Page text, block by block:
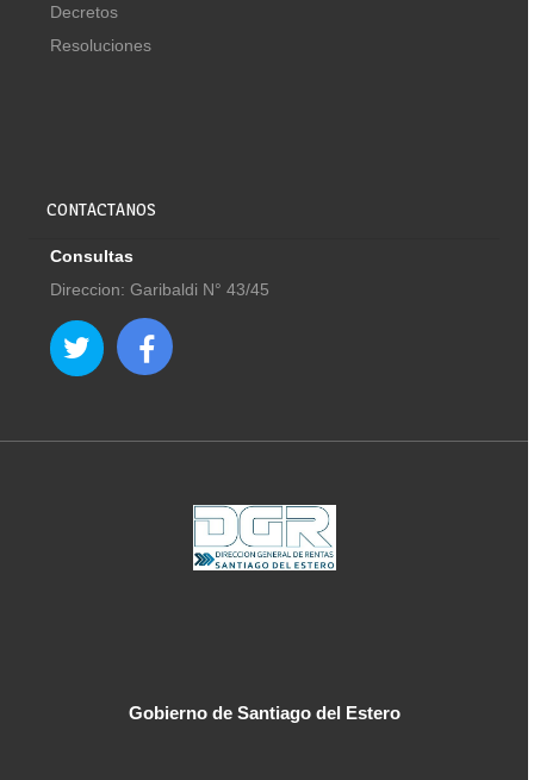
Decretos
Resoluciones
CONTACTANOS
Consultas
Direccion: Garibaldi N° 43/45
Gobierno de Santiago del Estero